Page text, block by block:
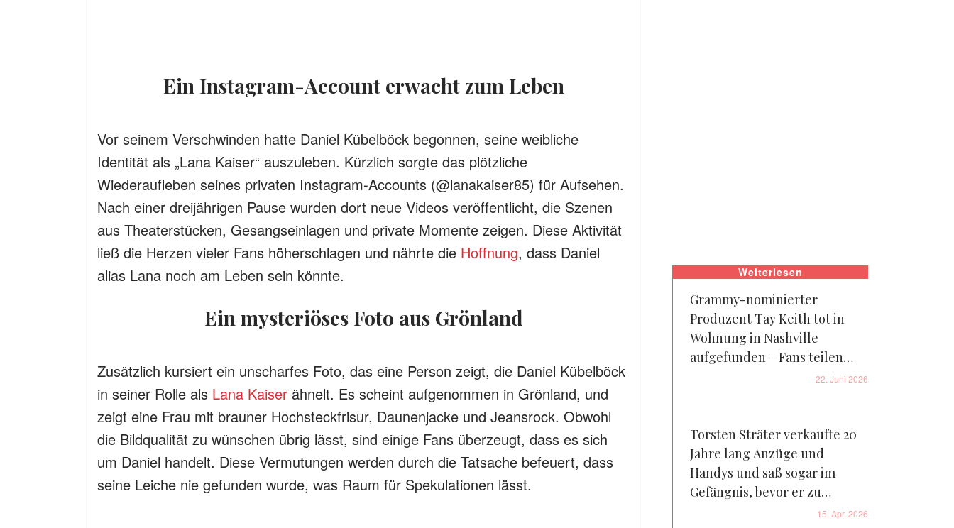
Ein Instagram-Account erwacht zum Leben
Vor seinem Verschwinden hatte Daniel Kübelböck begonnen, seine weibliche
Identität als „Lana Kaiser“ auszuleben. Kürzlich sorgte das plötzliche
Wiederaufleben seines privaten Instagram-Accounts (@lanakaiser85) für Aufsehen.
Nach einer dreijährigen Pause wurden dort neue Videos veröffentlicht, die Szenen
aus Theaterstücken, Gesangseinlagen und private Momente zeigen. Diese Aktivität
ließ die Herzen vieler Fans höherschlagen und nährte die Hoffnung, dass Daniel
alias Lana noch am Leben sein könnte.​
Ein mysteriöses Foto aus Grönland
Zusätzlich kursiert ein unscharfes Foto, das eine Person zeigt, die Daniel Kübelböck
in seiner Rolle als Lana Kaiser ähnelt. Es scheint aufgenommen in Grönland, und
zeigt eine Frau mit brauner Hochsteckfrisur, Daunenjacke und Jeansrock. Obwohl
die Bildqualität zu wünschen übrig lässt, sind einige Fans überzeugt, dass es sich
um Daniel handelt. Diese Vermutungen werden durch die Tatsache befeuert, dass
seine Leiche nie gefunden wurde, was Raum für Spekulationen lässt.
Weiterlesen
Grammy-nominierter
Produzent Tay Keith tot in
Wohnung in Nashville
aufgefunden – Fans teilen
eine beunruhigende Theorie
22. Juni 2026
Torsten Sträter verkaufte 20
Jahre lang Anzüge und
Handys und saß sogar im
Gefängnis, bevor er zu
Deutschlands Comedy-Star
15. Apr. 2026